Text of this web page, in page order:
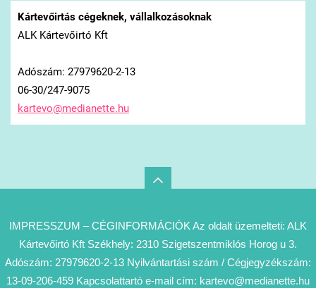
Kártevőirtás cégeknek, vállalkozásoknak
ALK Kártevőirtó Kft
Adószám: 27979620-2-13
06-30/247-9075
kartevo@medianette.hu
IMPRESSZUM – CÉGINFORMÁCIÓK Az oldalt üzemelteti: ALK
Kártevőirtó Kft Székhely: 2310 Szigetszentmiklós Horog u 3.
Adószám: 27979620-2-13 Nyilvántartási szám / Cégjegyzékszám:
13-09-206-459 Kapcsolattartó e-mail cím: kartevo@medianette.hu